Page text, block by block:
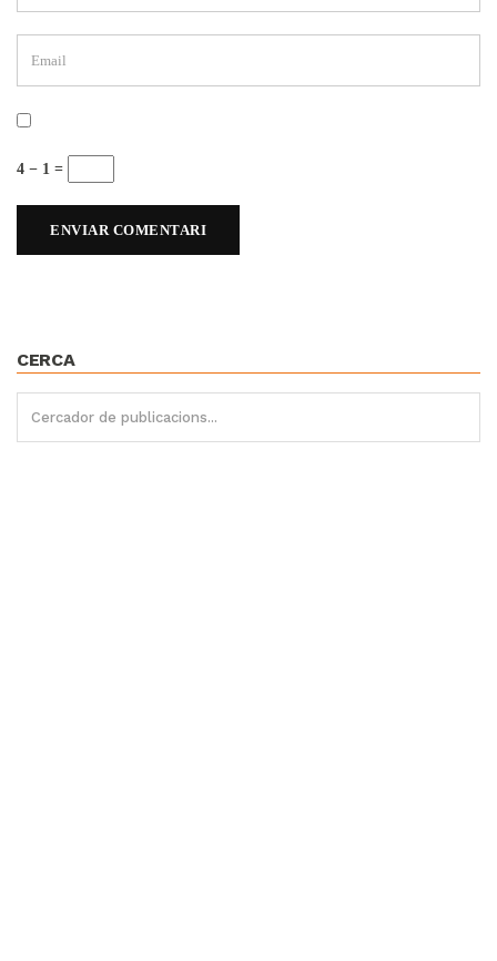
4 − 1 =
CERCA